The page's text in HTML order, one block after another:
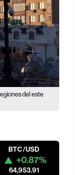
del este
BTC/USD
+0.87%
64,953.91